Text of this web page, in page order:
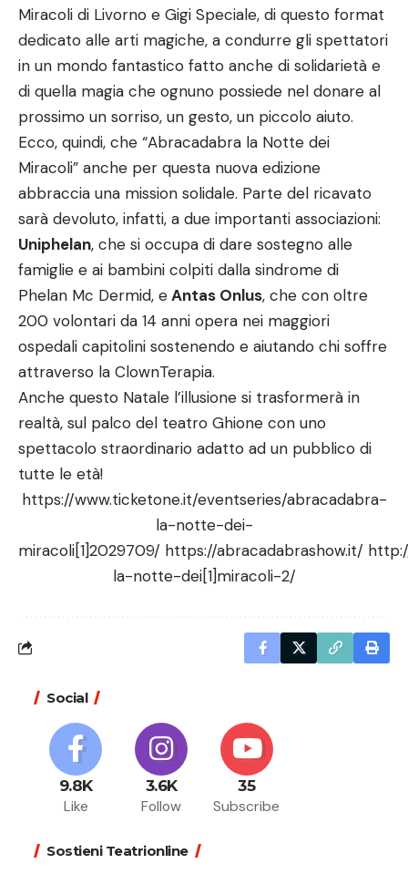
Miracoli di Livorno e Gigi Speciale, di questo format
dedicato alle arti magiche, a condurre gli spettatori
in un mondo fantastico fatto anche di solidarietà e
di quella magia che ognuno possiede nel donare al
prossimo un sorriso, un gesto, un piccolo aiuto.
Ecco, quindi, che “Abracadabra la Notte dei
Miracoli” anche per questa nuova edizione
abbraccia una mission solidale. Parte del ricavato
sarà devoluto, infatti, a due importanti associazioni:
Uniphelan, che si occupa di dare sostegno alle
famiglie e ai bambini colpiti dalla sindrome di
Phelan Mc Dermid, eAntas Onlus, che con oltre
200 volontari da 14 anni opera nei maggiori
ospedali capitolini sostenendo e aiutando chi soffre
attraverso la ClownTerapia.
Anche questo Natale l’illusione si trasformerà in
realtà, sul palco del teatro Ghione con uno
spettacolo straordinario adatto ad un pubblico di
tutte le età!
https://www.ticketone.it/eventseries/abracadabra-
la-notte-dei-
miracoli[1]2029709/ https://abracadabrashow.it/
la-notte-dei[1]miracoli-2/
Social
9.8K
Like
3.6K
Follow
35
Subscribe
Sostieni Teatrionline